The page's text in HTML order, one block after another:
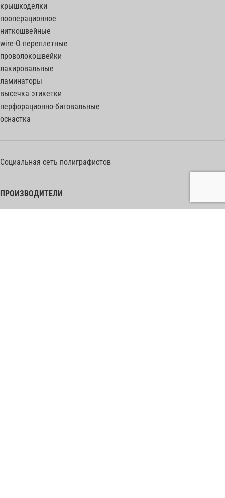
крышкоделки
пооперационное
ниткошвейные
wire-O переплетные
проволокошвейки
лакировальные
ламинаторы
высечка этикетки
перфорационно-биговальные
оснастка
Социальная сеть полиграфистов
ПРОИЗВОДИТЕЛИ